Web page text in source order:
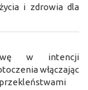
i zdrowia dla
w intencji
włączając